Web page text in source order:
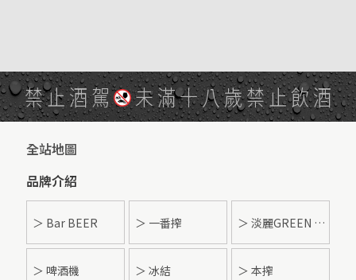
禁止酒駕 未滿十八歲禁止飲酒
全站地圖
品牌介紹
＞ Bar BEER ＞ 一番搾 ＞ 淡麗GREEN LABEL
＞ 啤酒機 ＞ 冰結 ＞ 本搾